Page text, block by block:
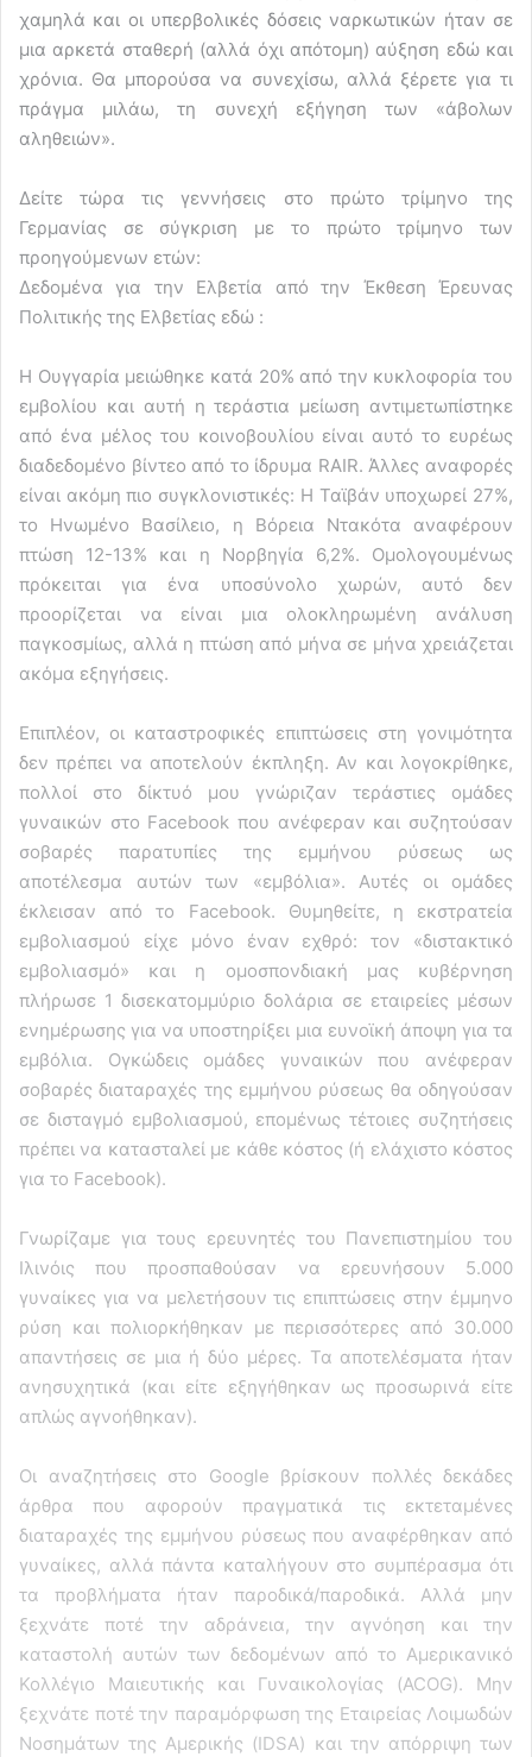
χαμηλά και οι υπερβολικές δόσεις ναρκωτικών ήταν σε
μια αρκετά σταθερή (αλλά όχι απότομη) αύξηση εδώ και
χρόνια. Θα μπορούσα να συνεχίσω, αλλά ξέρετε για τι
πράγμα μιλάω, τη συνεχή εξήγηση των «άβολων
αληθειών».
Δείτε τώρα τις γεννήσεις στο πρώτο τρίμηνο της
Γερμανίας σε σύγκριση με το πρώτο τρίμηνο των
προηγούμενων ετών:
Δεδομένα για την Ελβετία από την Έκθεση Έρευνας
Πολιτικής της Ελβετίας εδώ :
Η Ουγγαρία μειώθηκε κατά 20% από την κυκλοφορία του
εμβολίου και αυτή η τεράστια μείωση αντιμετωπίστηκε
από ένα μέλος του κοινοβουλίου είναι αυτό το ευρέως
διαδεδομένο βίντεο από το ίδρυμα RAIR. Άλλες αναφορές
είναι ακόμη πιο συγκλονιστικές: Η Ταϊβάν υποχωρεί 27%,
το Ηνωμένο Βασίλειο, η Βόρεια Ντακότα αναφέρουν
πτώση 12-13% και η Νορβηγία 6,2%. Ομολογουμένως
πρόκειται για ένα υποσύνολο χωρών, αυτό δεν
προορίζεται να είναι μια ολοκληρωμένη ανάλυση
παγκοσμίως, αλλά η πτώση από μήνα σε μήνα χρειάζεται
ακόμα εξηγήσεις.
Επιπλέον, οι καταστροφικές επιπτώσεις στη γονιμότητα
δεν πρέπει να αποτελούν έκπληξη. Αν και λογοκρίθηκε,
πολλοί στο δίκτυό μου γνώριζαν τεράστιες ομάδες
γυναικών στο Facebook που ανέφεραν και συζητούσαν
σοβαρές παρατυπίες της εμμήνου ρύσεως ως
αποτέλεσμα αυτών των «εμβόλια». Αυτές οι ομάδες
έκλεισαν από το Facebook. Θυμηθείτε, η εκστρατεία
εμβολιασμού είχε μόνο έναν εχθρό: τον «διστακτικό
εμβολιασμό» και η ομοσπονδιακή μας κυβέρνηση
πλήρωσε 1 δισεκατομμύριο δολάρια σε εταιρείες μέσων
ενημέρωσης για να υποστηρίξει μια ευνοϊκή άποψη για τα
εμβόλια. Ογκώδεις ομάδες γυναικών που ανέφεραν
σοβαρές διαταραχές της εμμήνου ρύσεως θα οδηγούσαν
σε δισταγμό εμβολιασμού, επομένως τέτοιες συζητήσεις
πρέπει να κατασταλεί με κάθε κόστος (ή ελάχιστο κόστος
για το Facebook).
Γνωρίζαμε για τους ερευνητές του Πανεπιστημίου του
Ιλινόις που προσπαθούσαν να ερευνήσουν 5.000
γυναίκες για να μελετήσουν τις επιπτώσεις στην έμμηνο
ρύση και πολιορκήθηκαν με περισσότερες από 30.000
απαντήσεις σε μια ή δύο μέρες. Τα αποτελέσματα ήταν
ανησυχητικά (και είτε εξηγήθηκαν ως προσωρινά είτε
απλώς αγνοήθηκαν).
Οι αναζητήσεις στο Google βρίσκουν πολλές δεκάδες
άρθρα που αφορούν πραγματικά τις εκτεταμένες
διαταραχές της εμμήνου ρύσεως που αναφέρθηκαν από
γυναίκες, αλλά πάντα καταλήγουν στο συμπέρασμα ότι
τα προβλήματα ήταν παροδικά/παροδικά. Αλλά μην
ξεχνάτε ποτέ την αδράνεια, την αγνόηση και την
καταστολή αυτών των δεδομένων από το Αμερικανικό
Κολλέγιο Μαιευτικής και Γυναικολογίας (ACOG). Μην
ξεχνάτε ποτέ την παραμόρφωση της Εταιρείας Λοιμωδών
Νοσημάτων της Αμερικής (IDSA) και την απόρριψη των